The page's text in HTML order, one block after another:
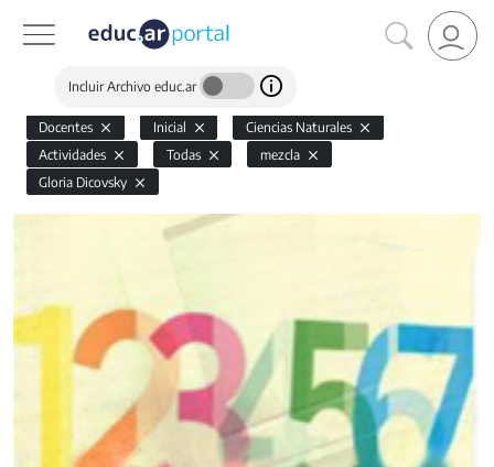
Incluir Archivo educ.ar
Docentes Inicial
Ciencias Naturales
Actividades
Todas
mezcla
Gloria Dicovsky